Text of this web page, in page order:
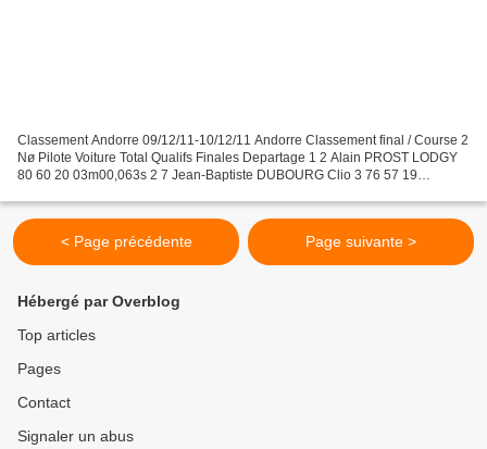
Classement Andorre 09/12/11-10/12/11 Andorre Classement final / Course 2
Nø Pilote Voiture Total Qualifs Finales Departage 1 2 Alain PROST LODGY
80 60 20 03m00,063s 2 7 Jean-Baptiste DUBOURG Clio 3 76 57 19
< Page précédente Page suivante >
Hébergé par Overblog
Top articles
Pages
Contact
Signaler un abus